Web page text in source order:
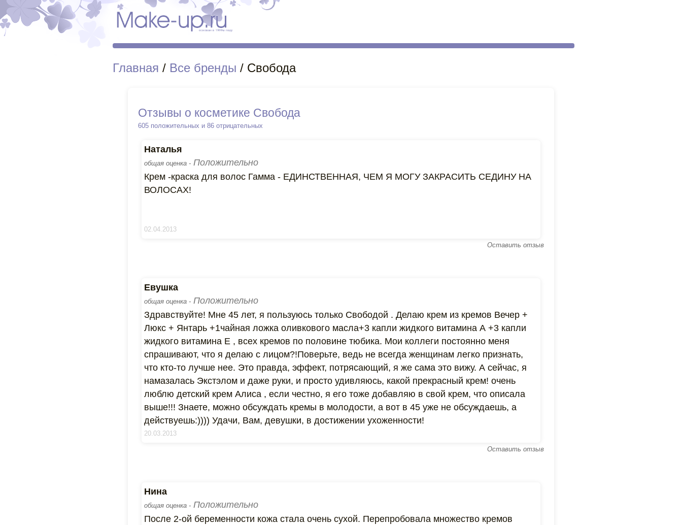
Главная / Все бренды / Свобода
Отзывы о косметике Свобода
605 положительных и 86 отрицательных
Наталья
общая оценка - Положительно
Крем -краска для волос Гамма - ЕДИНСТВЕННАЯ, ЧЕМ Я МОГУ ЗАКРАСИТЬ СЕДИНУ НА
ВОЛОСАХ!
02.04.2013
Оставить отзыв
Евушка
общая оценка - Положительно
Здравствуйте! Мне 45 лет, я пользуюсь только Свободой . Делаю крем из кремов Вечер +
Люкс + Янтарь +1чайная ложка оливкового масла+3 капли жидкого витамина А +3 капли
жидкого витамина Е , всех кремов по половине тюбика. Мои коллеги постоянно меня
спрашивают, что я делаю с лицом?!Поверьте, ведь не всегда женщинам легко признать,
что кто-то лучше нее. Это правда, эффект, потрясающий, я же сама это вижу. А сейчас, я
намазалась Экстэлом и даже руки, и просто удивляюсь, какой прекрасный крем! очень
люблю детский крем Алиса , если честно, я его тоже добавляю в свой крем, что описала
выше!!! Знаете, можно обсуждать кремы в молодости, а вот в 45 уже не обсуждаешь, а
действуешь:)))) Удачи, Вам, девушки, в достижении ухоженности!
20.03.2013
Оставить отзыв
Нина
общая оценка - Положительно
После 2-ой беременности кожа стала очень сухой. Перепробовала множество кремов